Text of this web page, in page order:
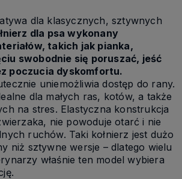
dla klasycznych, sztywnych
dla psa wykonany
takich jak pianka,
swobodnie się poruszać, jeść
poczucia dyskomfortu.
uniemożliwia dostęp do rany.
dla małych ras, kotów, a także
na stres. Elastyczna konstrukcja
nie powoduje otarć i nie
ruchów. Taki kołnierz jest dużo
niż sztywne wersje – dlatego wielu
właśnie ten model wybiera